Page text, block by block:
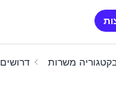
משרות דרושים one taldor